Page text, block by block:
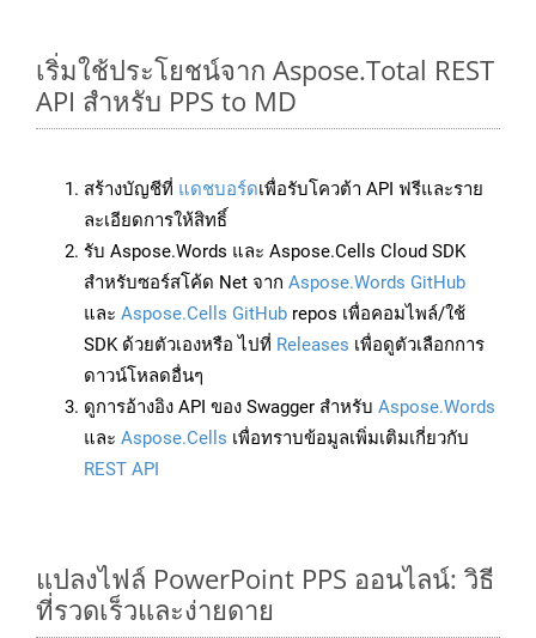
เริ่มใช้ประโยชน์จาก Aspose.Total REST
API สำหรับ PPS to MD
สร้างบัญชีที่ แดชบอร์ดเพื่อรับโควต้า API ฟรีและราย
ละเอียดการให้สิทธิ์
รับ Aspose.Words และ Aspose.Cells Cloud SDK
สำหรับซอร์สโค้ด Net จาก Aspose.Words GitHub
และ Aspose.Cells GitHub repos เพื่อคอมไพล์/ใช้
SDK ด้วยตัวเองหรือ ไปที่ Releases เพื่อดูตัวเลือกการ
ดาวน์โหลดอื่นๆ
ดูการอ้างอิง API ของ Swagger สำหรับ Aspose.Words
และ Aspose.Cells เพื่อทราบข้อมูลเพิ่มเติมเกี่ยวกับ
REST API
แปลงไฟล์ PowerPoint PPS ออนไลน์: วิธี
ที่รวดเร็วและง่ายดาย